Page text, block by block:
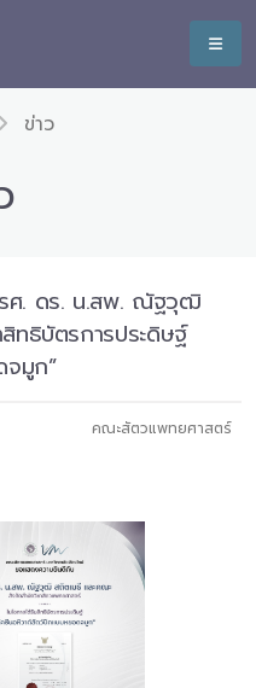
ข่าว
ศ. ดร. น.สพ. ณัฐวุฒิ
ทธิบัตรการประดิษฐ์
มูก”
คณะสัตวแพทยศาสตร์